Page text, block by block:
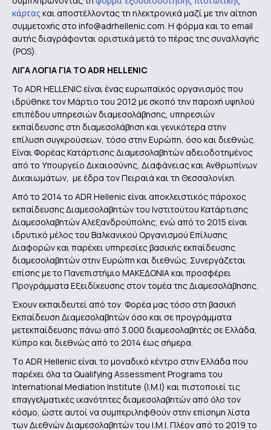
κάρτας και αποστέλλοντας τη ηλεκτρονικά μαζί με την αίτηση
συμμετοχής στο info@adrhellenic.com. Η φόρμα και το email
αυτής διαγράφονται οριστικά μετά το πέρας της συναλλαγής
(POS).
ΛΙΓΑ ΛΟΓΙΑ ΓΙΑ ΤΟADR HELLENIC
Το ADR HELLENIC είναι ένας ευρωπαϊκός οργανισμός που
ιδρύθηκε τον Μάρτιο του 2012 με σκοπό την παροχή υψηλού
επιπέδου υπηρεσιών διαμεσολάβησης, υπηρεσιών
εκπαίδευσης στη διαμεσολάβηση και γενικότερα στην
επίλυση συγκρούσεων, τόσο στην Ευρώπη, όσο και διεθνώς.
Είναι Φορέας Κατάρτισης Διαμεσολαβητών αδειοδοτημένος
από το Υπουργείο Δικαιοσύνης, Διαφάνειας και Ανθρωπίνων
Δικαιωμάτων, με έδρα τον Πειραιά και τη Θεσσαλονίκη.
Από το 2014 το ADR Hellenic είναι αποκλειστικός πάροχος
εκπαίδευσης Διαμεσολαβητών του Ινστιτούτου Κατάρτισης
Διαμεσολαβητών Αλεξανδρούπολης, ενώ από το 2015 είναι
ιδρυτικό μέλος του Βαλκανικού Οργανισμού Επίλυσης
Διαφορών και παρέχει υπηρεσίες βασικής εκπαίδευσης
διαμεσολαβητών στην Ευρώπη και διεθνώς. Συνεργάζεται
επίσης με το Πανεπιστήμιο ΜΑΚΕΔΟΝΙΑ και προσφέρει
Προγράμματα Εξειδίκευσης στον τομέα της Διαμεσολάβησης.
Έχουν εκπαιδευτεί από τον Φορέα μας τόσο στη βασική
Εκπαίδευση Διαμεσολαβητών όσο και σε προγράμματα
μετεκπαίδευσης πάνω από 3.000 διαμεσολαβητές σε Ελλάδα,
Κύπρο και διεθνώς από το 2014 έως σήμερα.
Tο ADR Hellenic είναι το μοναδικό κέντρο στην Ελλάδα που
παρέχει όλα τα Qualifying Assessment Programs του
International Mediation Institute (I.M.I) και πιστοποιεί τις
επαγγελματικές ικανότητες διαμεσολαβητών από όλο τον
κόσμο, ώστε αυτοί να συμπεριληφθούν στην επίσημη λίστα
των Διεθνών Διαμεσολαβητών του Ι.Μ.Ι. Πλέον από το 2019 το